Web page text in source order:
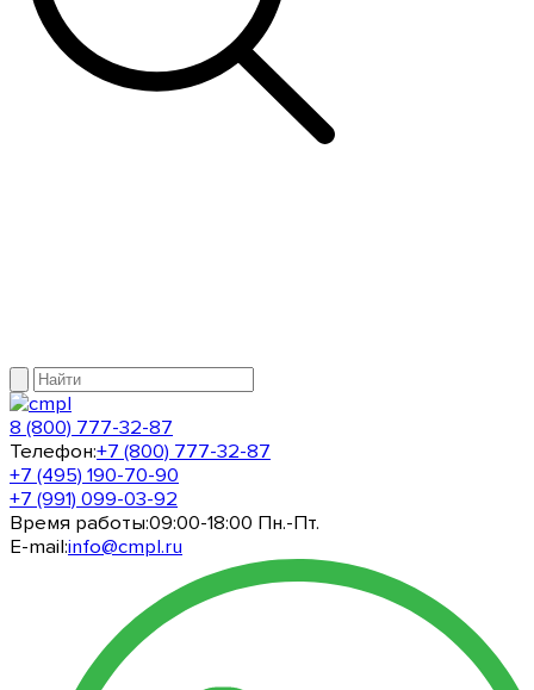
8 (800) 777-32-87
Телефон:+7 (800) 777-32-87
+7 (495) 190-70-90
+7 (991) 099-03-92
Время работы:09:00-18:00 Пн.-Пт.
E-mail:info@cmpl.ru